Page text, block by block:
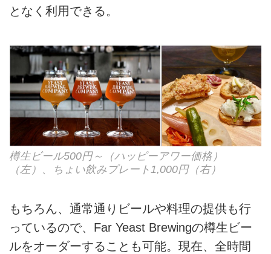
となく利用できる。
樽生ビール500円～（ハッピーアワー価格）
（左）、ちょい飲みプレート1,000円（右）
もちろん、通常通りビールや料理の提供も行
っているので、Far Yeast Brewingの樽生ビー
ルをオーダーすることも可能。現在、全時間